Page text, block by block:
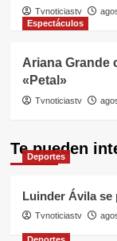
Tvnoticiastv
Espectáculos
Ariana Grande
«Petal»
Tvnoticiastv
Te pueden
Deportes
Luinder Ávila se
Tvnoticiastv
Deportes